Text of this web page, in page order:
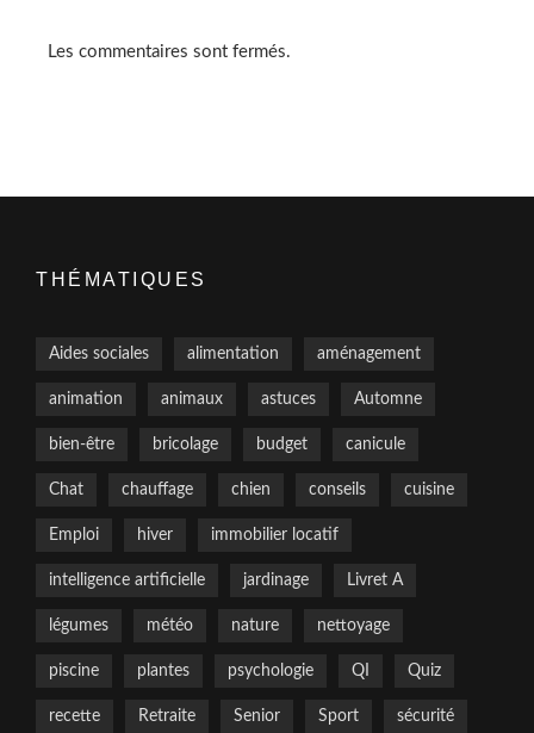
Les commentaires sont fermés.
THÉMATIQUES
Aides sociales alimentation aménagement
animation animaux astuces Automne
bien-être bricolage budget canicule
Chat chauffage chien conseils cuisine
Emploi hiver immobilier locatif
intelligence artificielle jardinage Livret A
légumes météo nature nettoyage
piscine plantes psychologie QI Quiz
recette Retraite Senior Sport sécurité